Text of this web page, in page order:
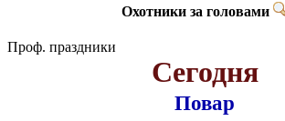
Охотники за головами
Проф. праздники
Сегодня
Повар